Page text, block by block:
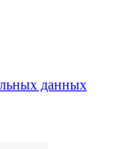
данных